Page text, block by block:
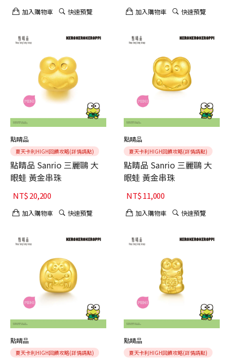
加入購物車 快速預覽 加入購物車 快速預覽
點睛品
夏天卡利HIGH回饋攻略(詳情請點)
點睛品 Sanrio 三麗鷗 大
眼蛙 黃金串珠
NT$20,200
加入購物車 快速預覽
點睛品
夏天卡利HIGH回饋攻略(詳情請點)
點睛品 Sanrio 三麗鷗 大
眼蛙 黃金串珠
NT$11,000
加入購物車 快速預覽
點睛品
夏天卡利HIGH回饋攻略(詳情請點)
點睛品
夏天卡利HIGH回饋攻略(詳情請點)